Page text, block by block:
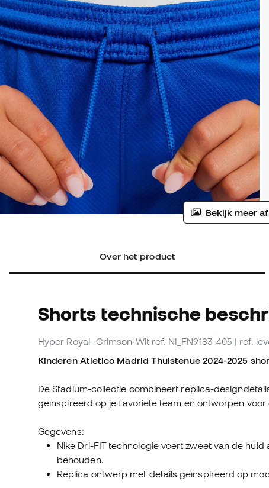
Bekijk meer
Over het product
Shorts technische
Hyper Royal- Crimson-Wit ref. NI_FN9183-405 | ref.
Kinderen Atletico Madrid Thuistenue 2024-2025
De Stadium-collectie combineert replica-
geïnspireerd op je favoriete team en ontworpen voor
Gegevens:
Nike Dri-FIT technologie voert zweet van de
behouden.
Replica ontwerp met details geïnspireerd op